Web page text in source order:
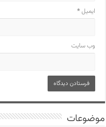
ایمیل*
وب‌ سایت
موضوعات